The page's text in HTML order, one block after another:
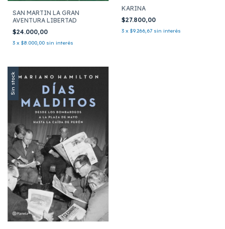
SAN MARTIN LA GRAN
AVENTURA LIBERTAD
$24.000,00
3 x $8.000,00 sin interés
KARINA
$27.800,00
3 x $9.266,67 sin interés
Sin stock